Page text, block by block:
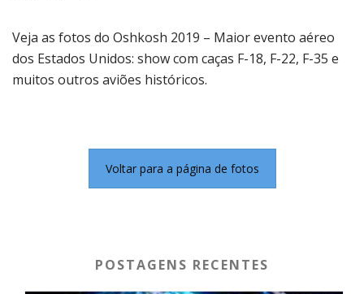
Veja as fotos do Oshkosh 2019 – Maior evento aéreo
dos Estados Unidos: show com caças F-18, F-22, F-35 e
muitos outros aviões históricos.
Voltar para a página de fotos
POSTAGENS RECENTES